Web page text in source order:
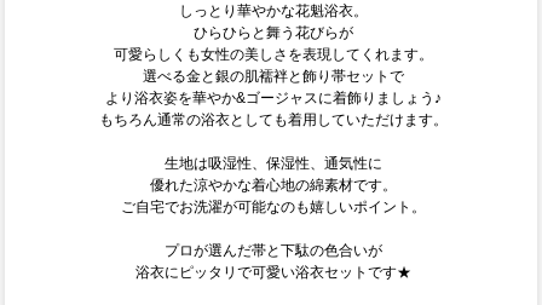
しっとり華やかな花魁浴衣。
ひらひらと舞う花びらが
可愛らしくも女性の美しさを表現してくれます。
選べる金と銀の肌襦袢と飾り帯セットで
より浴衣姿を華やか&ゴージャスに着飾りましょう♪
もちろん通常の浴衣としても着用していただけます。
生地は吸湿性、保湿性、通気性に
優れた涼やかな着心地の綿素材です。
ご自宅でお洗濯が可能なのも嬉しいポイント。
プロが選んだ帯と下駄の色合いが
浴衣にピッタリで可愛い浴衣セットです★